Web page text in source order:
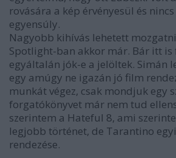
rovására a kép érvényesül és
egyensúly.
Nagyobb kihívás lehetett
Spotlight-ban akkor már. Bár itt is
egyáltalán jók-e a jelöltek. Simán
egy amúgy ne igazán jó film
munkát végez, csak mondjuk egy
forgatókönyvet már nem tud
szerintem a Hateful 8, ami
legjobb történet, de Tarantino
rendezése.